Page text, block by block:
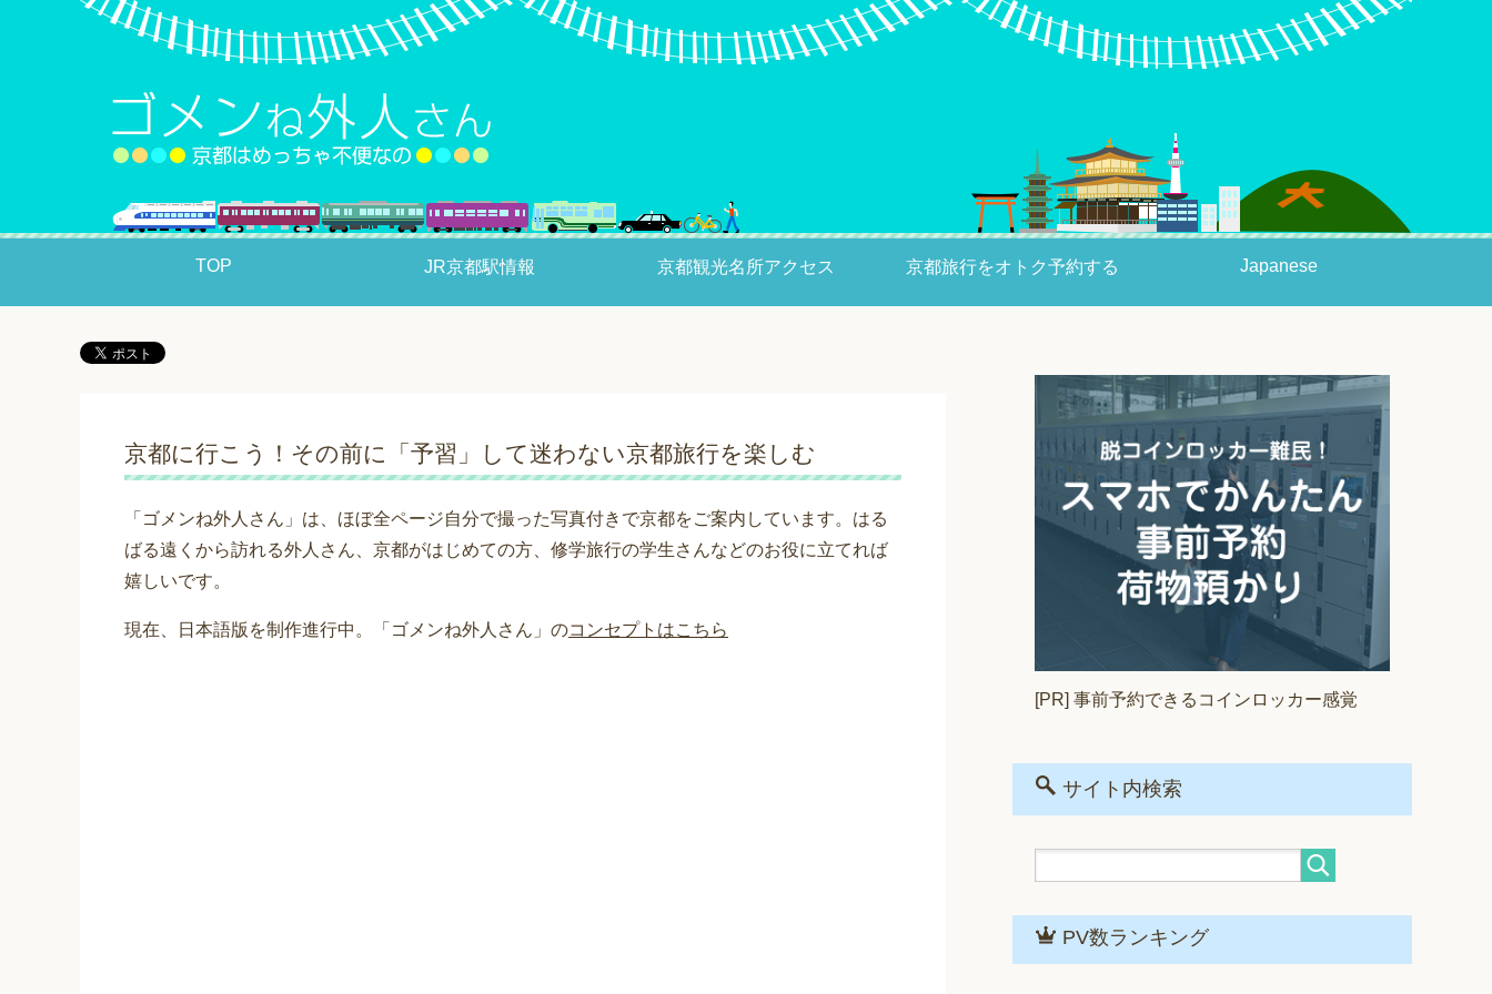
TOP JR京都駅情報 京都観光名所アクセス 京都旅行をオトク予約する Japanese
京都に行こう！その前に「予習」して迷わない京都旅行を楽しむ
「ゴメンね外人さん」は、ほぼ全ページ自分で撮った写真付きで京都をご案内しています。はる
ばる遠くから訪れる外人さん、京都がはじめての方、修学旅行の学生さんなどのお役に立てれば
嬉しいです。
現在、日本語版を制作進行中。「ゴメンね外人さん」のコンセプトはこちら
[PR] 事前予約できるコインロッカー感覚
サイト内検索
PV数ランキング